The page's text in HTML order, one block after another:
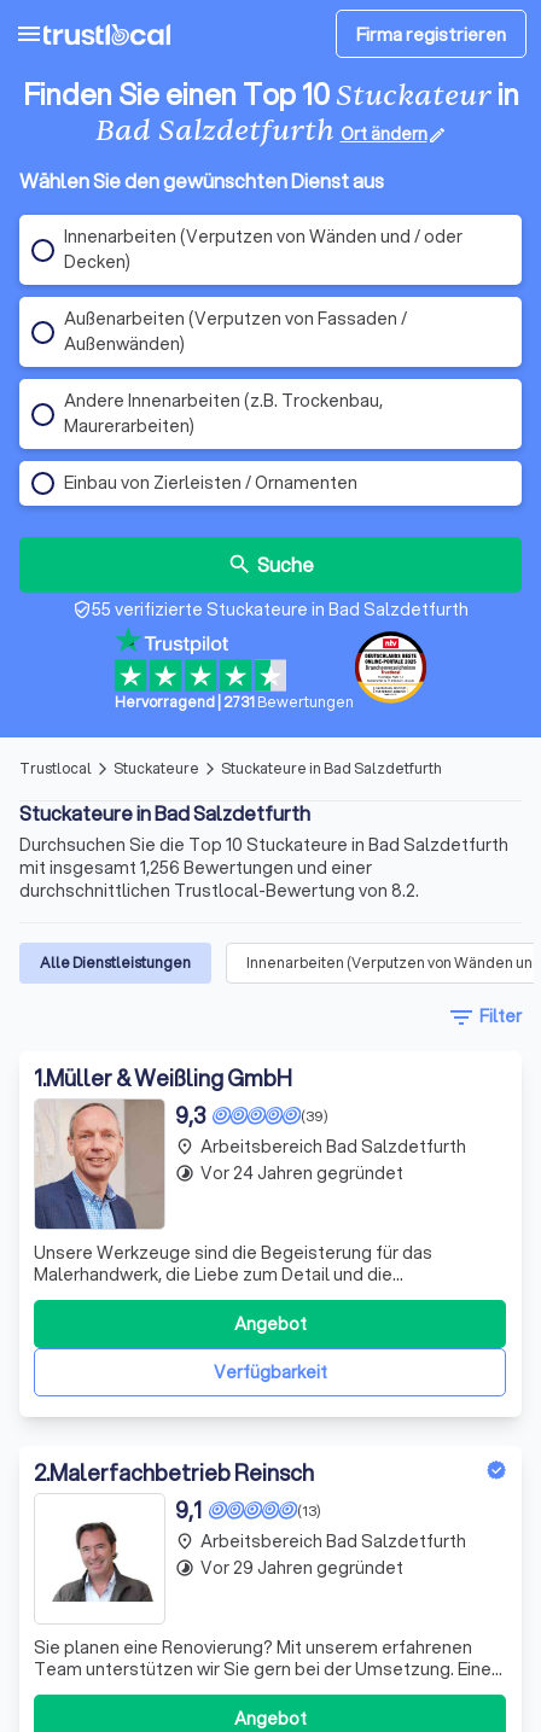
menu Firma registrieren
Finden Sie einen Top 10Stuckateurin
Bad Salzdetfurth Ort ändernedit
Wählen Sie den gewünschten Dienst aus
Innenarbeiten (Verputzen von Wänden und / oder
Decken)
Außenarbeiten (Verputzen von Fassaden /
Außenwänden)
Andere Innenarbeiten (z.B. Trockenbau,
Maurerarbeiten)
Einbau von Zierleisten / Ornamenten
search Suche
verified_user55 verifizierte Stuckateure in Bad Salzdetfurth
Hervorragend| 2731 Bewertungen
Trustlocal arrow_forward_ios Stuckateure arrow_forward_ios Stuckateure in Bad Salzdetfurth
Stuckateure in Bad Salzdetfurth
Durchsuchen Sie die Top 10 Stuckateure in Bad Salzdetfurth
mit insgesamt 1,256 Bewertungen und einer
durchschnittlichen Trustlocal-Bewertung von 8.2.
Alle Dienstleistungen Innenarbeiten (Verputzen von Wänden
filter_list Filter
1.Müller & Weißling GmbH
(39)
9,3
Unsere Werkzeuge sind die Begeisterung für das
Malerhandwerk, die Liebe zum Detail und die
Zufriedenheit unserer Kunden! Diesen Dreiklang wirst du
spüren, wenn du deine Projekte in unsere Hände legst.
Eine qualitativ hochwertige Ausführung, ein moderner
Werkzeug- und Maschinenpark und – vor allem
Verfügbarkeit
Angebot
place Arbeitsbereich Bad Salzdetfurth
timelapse Vor 24 Jahren gegründet
2.Malerfachbetrieb Reinsch
(13)
9,1
Sie planen eine Renovierung? Mit unserem erfahrenen
Team unterstützen wir Sie gern bei der Umsetzung. Eine
individuelle Beratung und fachgerechte, saubere
Ausführung ist für uns selbstverständlich.
Angebot
place Arbeitsbereich Bad Salzdetfurth
timelapse Vor 29 Jahren gegründet